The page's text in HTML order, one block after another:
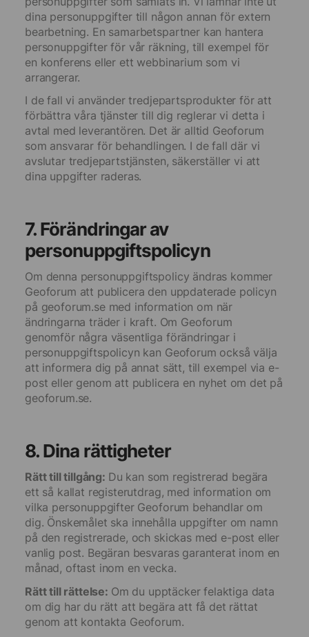
dina personuppgifter till någon annan för extern
bearbetning. En samarbetspartner kan hantera
personuppgifter för vår räkning, till exempel för
en konferens eller ett webbinarium som vi
arrangerar.
I de fall vi använder tredjepartsprodukter för att
förbättra våra tjänster till dig reglerar vi detta i
avtal med leverantören. Det är alltid Geoforum
som ansvarar för behandlingen. I de fall där vi
avslutar tredjepartstjänsten, säkerställer vi att
dina uppgifter raderas.
7. Förändringar av
personuppgiftspolicyn
Om denna personuppgiftspolicy ändras kommer
Geoforum att publicera den uppdaterade policyn
på geoforum.se med information om när
ändringarna träder i kraft. Om Geoforum
genomför några väsentliga förändringar i
personuppgiftspolicyn kan Geoforum också välja
att informera dig på annat sätt, till exempel via e-
post eller genom att publicera en nyhet om det på
geoforum.se.
8. Dina rättigheter
Rätt till tillgång: Du kan som registrerad begära
ett så kallat registerutdrag, med information om
vilka personuppgifter Geoforum behandlar om
dig. Önskemålet ska innehålla uppgifter om namn
på den registrerade, och skickas med e-post eller
vanlig post. Begäran besvaras garanterat inom en
månad, oftast inom en vecka.
Rätt till rättelse: Om du upptäcker felaktiga data
om dig har du rätt att begära att få det rättat
genom att kontakta Geoforum.